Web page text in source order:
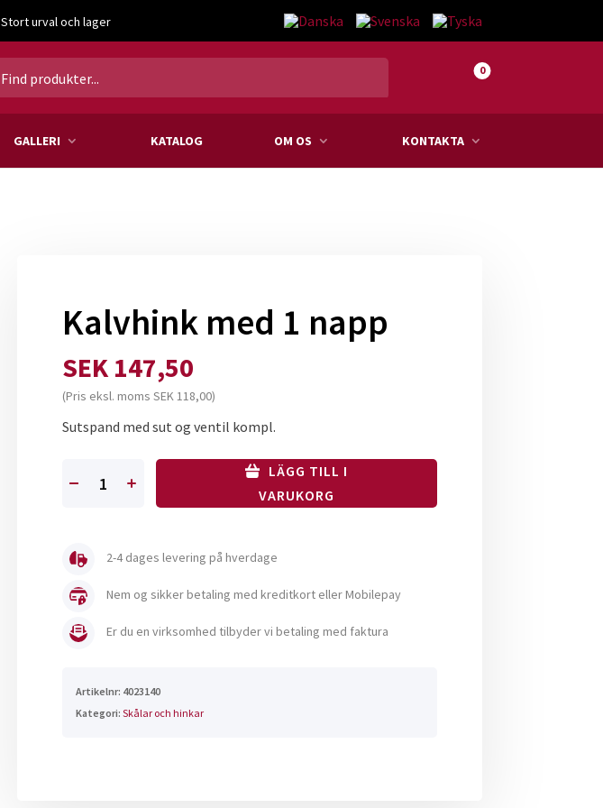
Stort urval och lager
0
GALLERI KATALOG OM OS KONTAKTA
Kalvhink med 1 napp
SEK147,50
(Pris eksl. moms SEK118,00)
Sutspand med sut og ventil kompl.
Kalvhink
napp
LÄGG TILL I
VARUKORG
2-4 dages levering på hverdage
Nem og sikker betaling med kreditkort eller Mobilepay
Er du en virksomhed tilbyder vi betaling med faktura
Artikelnr: 4023140
Kategori: Skålar och hinkar